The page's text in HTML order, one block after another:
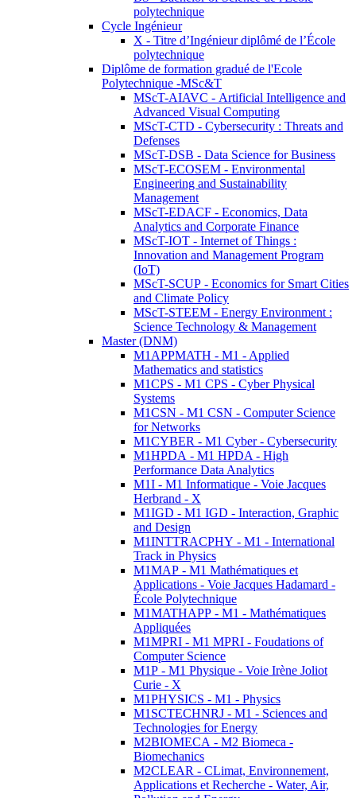
polytechnique
Cycle Ingénieur
X - Titre d’Ingénieur diplômé de l’École
polytechnique
Diplôme de formation gradué de l'Ecole
Polytechnique -MSc&T
MScT-AIAVC - Artificial Intelligence and
Advanced Visual Computing
MScT-CTD - Cybersecurity : Threats and
Defenses
MScT-DSB - Data Science for Business
MScT-ECOSEM - Environmental
Engineering and Sustainability
Management
MScT-EDACF - Economics, Data
Analytics and Corporate Finance
MScT-IOT - Internet of Things :
Innovation and Management Program
(IoT)
MScT-SCUP - Economics for Smart Cities
and Climate Policy
MScT-STEEM - Energy Environment :
Science Technology & Management
Master (DNM)
M1APPMATH - M1 - Applied
Mathematics and statistics
M1CPS - M1 CPS - Cyber Physical
Systems
M1CSN - M1 CSN - Computer Science
for Networks
M1CYBER - M1 Cyber - Cybersecurity
M1HPDA - M1 HPDA - High
Performance Data Analytics
M1I - M1 Informatique - Voie Jacques
Herbrand - X
M1IGD - M1 IGD - Interaction, Graphic
and Design
M1INTTRACPHY - M1 - International
Track in Physics
M1MAP - M1 Mathématiques et
Applications - Voie Jacques Hadamard -
École Polytechnique
M1MATHAPP - M1 - Mathématiques
Appliquées
M1MPRI - M1 MPRI - Foudations of
Computer Science
M1P - M1 Physique - Voie Irène Joliot
Curie - X
M1PHYSICS - M1 - Physics
M1SCTECHNRJ - M1 - Sciences and
Technologies for Energy
M2BIOMECA - M2 Biomeca -
Biomechanics
M2CLEAR - CLimat, Environnement,
Applications et Recherche - Water, Air,